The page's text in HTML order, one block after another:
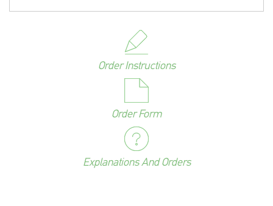
Order Instructions
Order Form
Explanations And Orders